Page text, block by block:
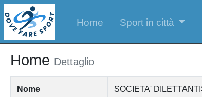
Home Sport in città
Home Dettaglio
Nome SOCIETA'